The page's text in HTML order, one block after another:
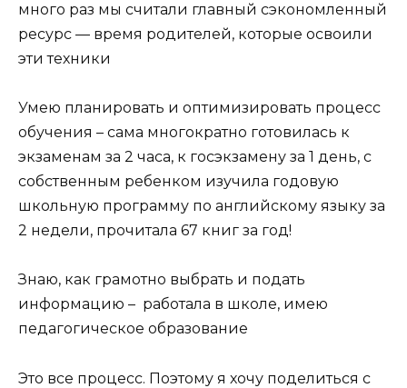
много раз мы считали главный сэкономленный
ресурс — время родителей, которые освоили
эти техники
Умею планировать и оптимизировать процесс
обучения – сама многократно готовилась к
экзаменам за 2 часа, к госэкзамену за 1 день, с
собственным ребенком изучила годовую
школьную программу по английскому языку за
2 недели, прочитала 67 книг за год!
Знаю, как грамотно выбрать и подать
информацию – работала в школе, имею
педагогическое образование
Это все процесс. Поэтому я хочу поделиться с